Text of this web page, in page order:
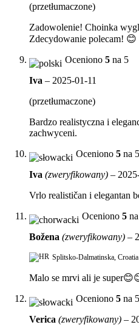
(przetłumaczone)
Zadowolenie! Choinka
Zdecydowanie polecam! 😊
Oceniono 5 na 5
Iva – 2025-01-11
(przetłumaczone)
Bardzo realistyczna i
zachwyceni.
Oceniono 5 na 5
Iva (zweryfikowany) –
Vrlo realističan i elegantan
Oceniono 5
Božena (zweryfikowany) –
Splitsko-Dalmatinska, Croatia
Malo se mrvi ali je
Oceniono 5 na 5
Verica (zweryfikowany) –